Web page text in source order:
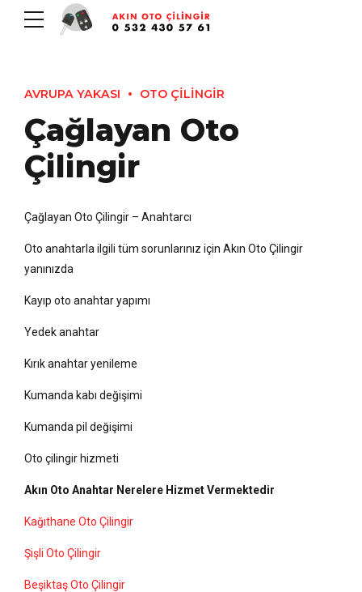
AVRUPA YAKASI OTO ÇİLİNGİR
Çağlayan Oto
Çilingir
Çağlayan Oto Çilingir – Anahtarcı
Oto anahtarla ilgili tüm sorunlarınız için Akın Oto Çilingir
yanınızda
Kayıp oto anahtar yapımı
Yedek anahtar
Kırık anahtar yenileme
Kumanda kabı değişimi
Kumanda pil değişimi
Oto çilingir hizmeti
Akın Oto Anahtar Nerelere Hizmet Vermektedir
Kağıthane Oto Çilingir
Şişli Oto Çilingir
Beşiktaş Oto Çilingir